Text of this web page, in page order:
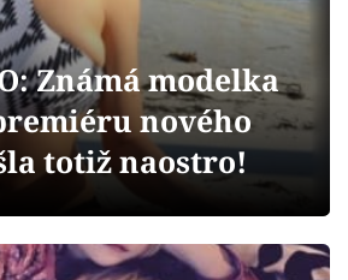
Známá modelka
nového
totiž naostro!